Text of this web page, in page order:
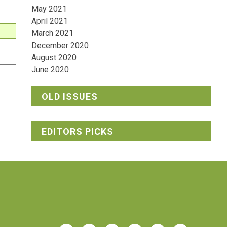
May 2021
April 2021
March 2021
December 2020
August 2020
June 2020
OLD ISSUES
EDITORS PICKS